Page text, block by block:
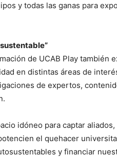
y todas las ganas para
de UCAB Play también
en distintas áreas de
de expertos,
idóneo para captar
el quehacer
y financiar